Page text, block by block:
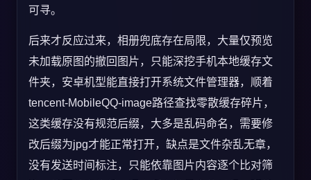
可寻。
后来才反应过来，相册兜底存在局限，大量仅预览
未加载原图的撤回图片，只能深挖手机本地缓存文
件夹，安卓机型能直接打开系统文件管理器，顺着
tencent-MobileQQ-image路径查找零散缓存碎片，
这类缓存没有规范后缀，大多是乱码命名，需要修
改后缀为jpg才能正常打开，缺点是文件杂乱无章，
没有发送时间标注，只能依靠图片内容逐个比对筛